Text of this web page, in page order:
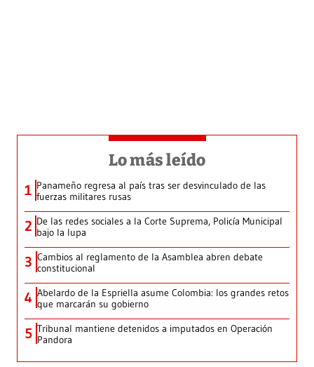
Lo más leído
1 Panameño regresa al país tras ser desvinculado de las
fuerzas militares rusas
2 De las redes sociales a la Corte Suprema, Policía Municipal
bajo la lupa
3 Cambios al reglamento de la Asamblea abren debate
constitucional
4 Abelardo de la Espriella asume Colombia: los grandes retos
que marcarán su gobierno
5 Tribunal mantiene detenidos a imputados en Operación
Pandora